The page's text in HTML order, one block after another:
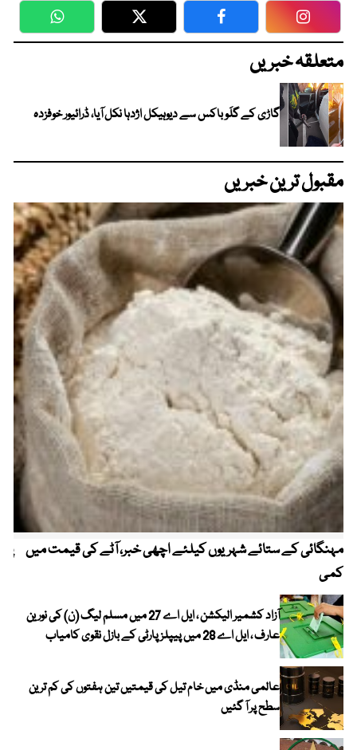
WhatsApp Twitter Facebook
متعلقہ خبریں
گاڑی کے گلَو باکس سے دیوہیکل اژدہا نکل آیا، ڈرائیور خوفزدہ
مقبول ترین خبریں
مہنگائی کے ستائے شہریوں کیلئے اچھی خبر، آٹے کی قیمت میں
کمی
آزاد کشمیر الیکشن ، ایل اے 27 میں مسلم لیگ (ن) کی نورین
عارف ، ایل اے 28 میں پیپلز پارٹی کے بازل نقوی کامیاب
عالمی منڈی میں خام تیل کی قیمتیں تین ہفتوں کی کم ترین
سطح پر آ گئیں